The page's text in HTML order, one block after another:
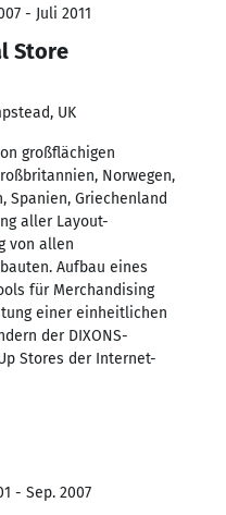
- Juli 2011
Store
UK
großflächigen
Norwegen,
Spanien, Griechenland
aller Layout-
von allen
Aufbau eines
für Merchandising
einer einheitlichen
der DIXONS-
Stores der Internet-
- Sep. 2007